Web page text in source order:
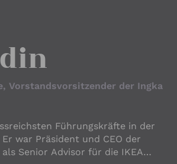
-
sich
Vorstandsvorsitzender der Ingka
Führungskräfte in der
war Präsident und CEO der
Senior Advisor für die IKEA